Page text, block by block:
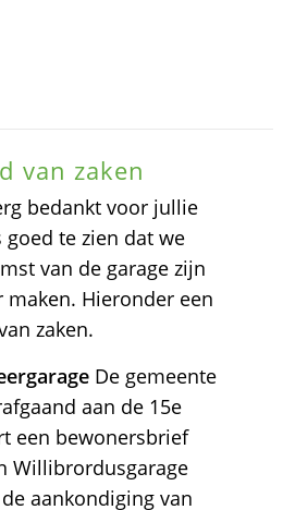
van zaken
bedankt voor jullie
te zien dat we
van de garage zijn
Hieronder een
zaken.
De gemeente
aan de 15e
een bewonersbrief
Willibrordusgarage
aankondiging van